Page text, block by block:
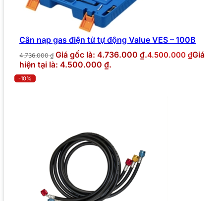
Cân nạp gas điện tử tự động Value VES – 100B
4.736.000₫ Giá gốc là: 4.736.000 ₫.4.500.000 ₫Giá
hiện tại là: 4.500.000 ₫.
-10%